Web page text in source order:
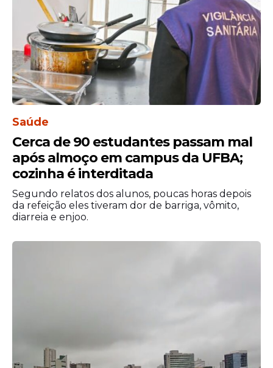
Leia Também
Compromisso
Vagner Love fala sobre
confronto contra o Vitória
Dinheiro
SÉRIE A: saiba quanto cada
clube gastou na formação
Saúde
Cerca de 90 estudantes passam mal
após almoço em campus da UFBA;
cozinha é interditada
Segundo relatos dos alunos, poucas horas depois
da refeição eles tiveram dor de barriga, vômito,
diarreia e enjoo.